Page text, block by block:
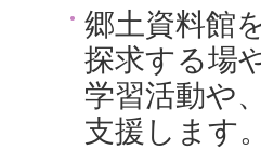
郷土資料館
探求する場
学習活動や
支援します。